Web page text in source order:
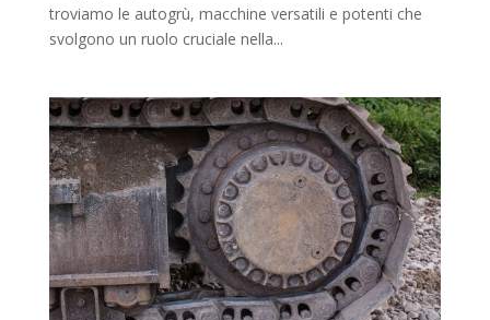
troviamo le autogrù, macchine versatili e potenti che
svolgono un ruolo cruciale nella...